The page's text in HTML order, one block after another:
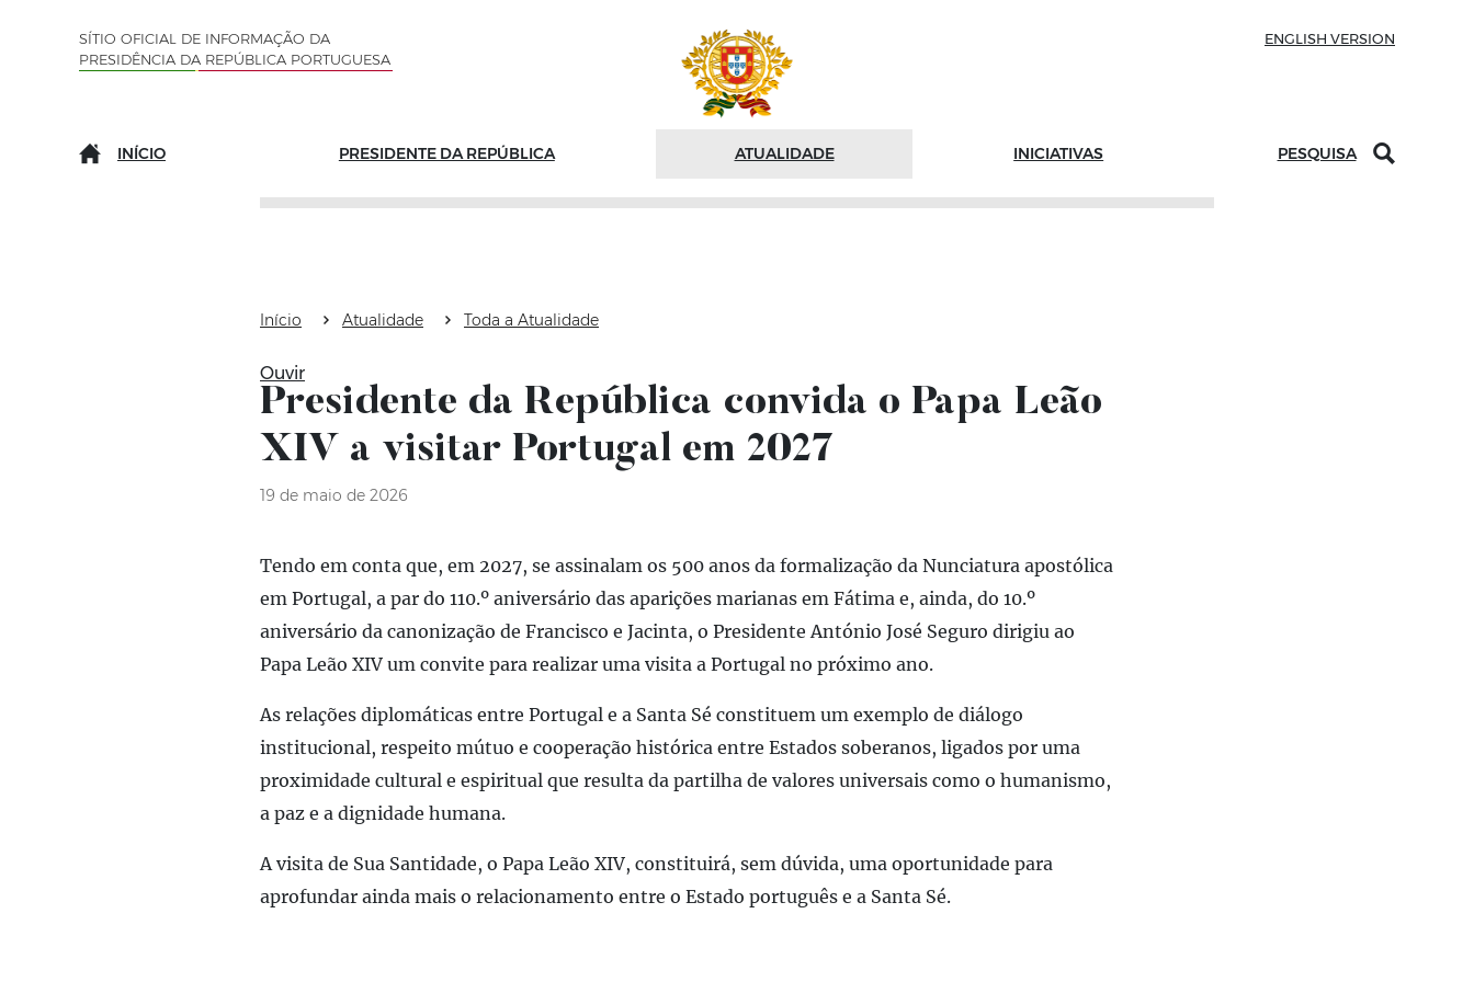
SÍTIO OFICIAL DE INFORMAÇÃO DA
PRESIDÊNCIA DA REPÚBLICA PORTUGUESA
ENGLISH VERSION
INÍCIO PRESIDENTE DA REPÚBLICA ATUALIDADE INICIATIVAS PESQUISA
Início Atualidade Toda a Atualidade
Ouvir
Presidente da República convida o Papa Leão
XIV a visitar Portugal em 2027
19 de maio de 2026
Tendo em conta que, em 2027, se assinalam os 500 anos da formalização da Nunciatura apostólica
em Portugal, a par do 110.º aniversário das aparições marianas em Fátima e, ainda, do 10.º
aniversário da canonização de Francisco e Jacinta, o Presidente António José Seguro dirigiu ao
Papa Leão XIV um convite para realizar uma visita a Portugal no próximo ano.
As relações diplomáticas entre Portugal e a Santa Sé constituem um exemplo de diálogo
institucional, respeito mútuo e cooperação histórica entre Estados soberanos, ligados por uma
proximidade cultural e espiritual que resulta da partilha de valores universais como o humanismo,
a paz e a dignidade humana.
A visita de Sua Santidade, o Papa Leão XIV, constituirá, sem dúvida, uma oportunidade para
aprofundar ainda mais o relacionamento entre o Estado português e a Santa Sé.